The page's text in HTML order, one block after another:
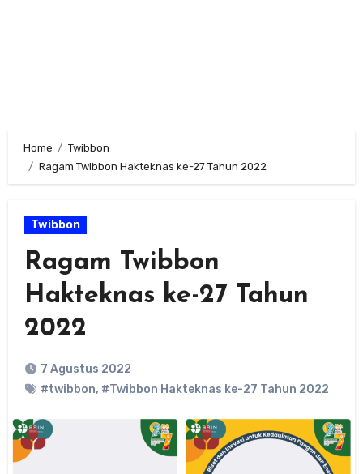
Home
Twibbon
Ragam Twibbon Hakteknas ke-27 Tahun 2022
Twibbon
Ragam Twibbon
Hakteknas ke-27 Tahun
2022
7 Agustus 2022
#twibbon, #Twibbon Hakteknas ke-27 Tahun 2022